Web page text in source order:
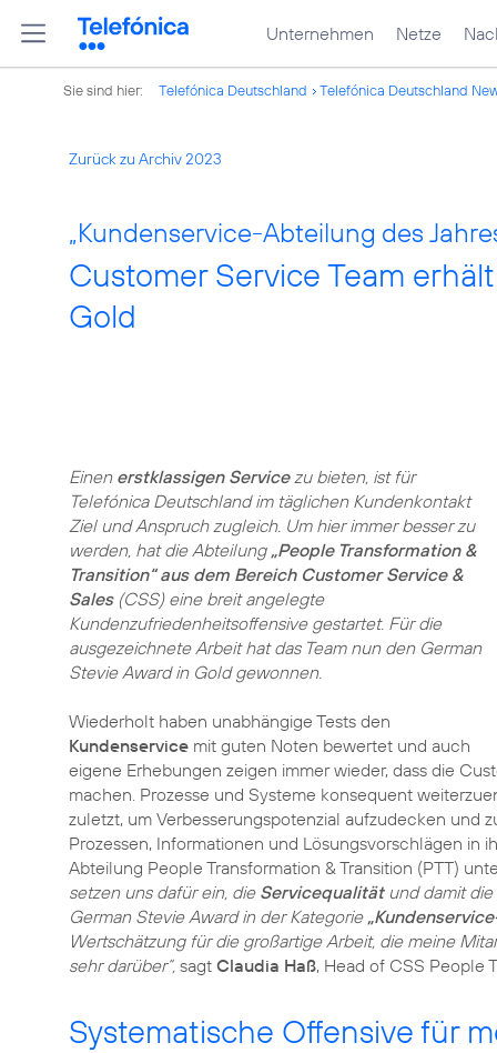
Unternehmen Netze
Sie sind hier: Telefónica Deutschland Telefónica Deutschland
Zurück zu Archiv 2023
„Kundenservice-Abteilung des
Customer Service Team
Gold
Einen erstklassigen Servicezu bieten, ist für
Telefónica Deutschland im täglichen Kundenkontakt
Ziel und Anspruch zugleich. Um hier immer besser zu
werden, hat die Abteilung „People Transformation &
Transition“ aus dem Bereich Customer Service &
Sales(CSS) eine breit angelegte
Kundenzufriedenheitsoffensive gestartet. Für die
ausgezeichnete Arbeit hat das Team nun den German
Stevie Award in Gold gewonnen.
Wiederholt haben unabhängige Tests den
Kundenservice mit guten Noten bewertet und auch
eigene Erhebungen zeigen immer wieder, dass die
machen. Prozesse und Systeme konsequent
zuletzt, um Verbesserungspotenzial aufzudecken und
Prozessen, Informationen und Lösungsvorschlägen in
Abteilung People Transformation & Transition (PTT)
setzen uns dafür ein, die Servicequalitätund damit die
German Stevie Award in der Kategorie
Wertschätzung für die großartige Arbeit, die meine
sehr darüber“, sagt Claudia Haß, Head of CSS People
Systematische Offensive für